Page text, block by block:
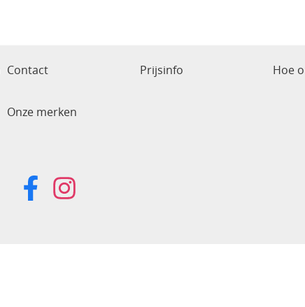
Contact Prijsinfo Hoe
Onze merken